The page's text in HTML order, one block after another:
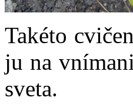
Takéto
ju na
sveta.